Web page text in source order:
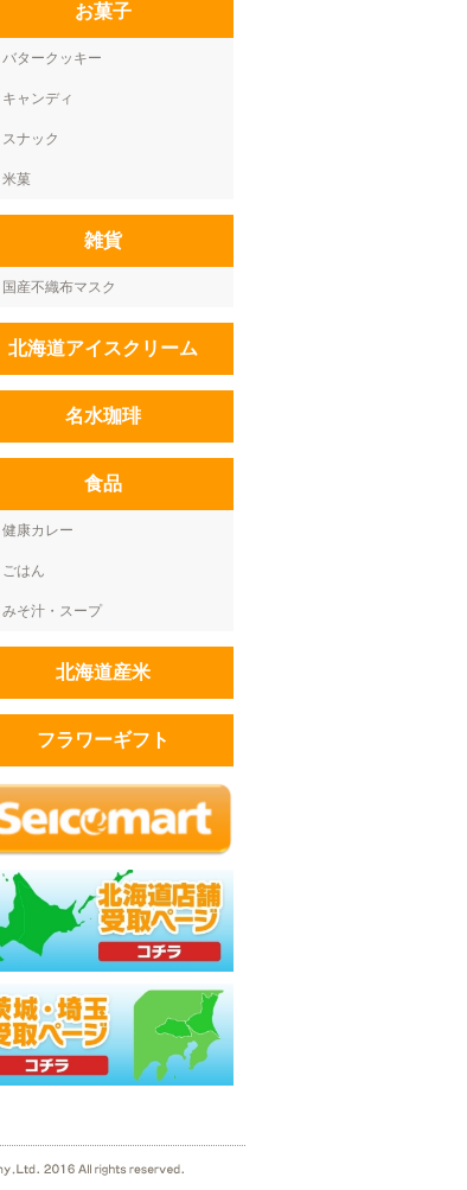
お菓子
バタークッキー
キャンディ
スナック
米菓
雑貨
国産不織布マスク
北海道アイスクリーム
名水珈琲
食品
健康カレー
ごはん
みそ汁・スープ
北海道産米
フラワーギフト